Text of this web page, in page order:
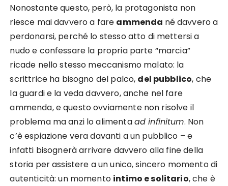
Nonostante questo, però, la protagonista non
riesce mai davvero a fare ammenda né davvero a
perdonarsi, perché lo stesso atto di mettersi a
nudo e confessare la propria parte “marcia”
ricade nello stesso meccanismo malato: la
scrittrice ha bisogno del palco, del pubblico, che
la guardi e la veda davvero, anche nel fare
ammenda, e questo ovviamente non risolve il
problema ma anzi lo alimentaad infinitum. Non
c’è espiazione vera davanti a un pubblico – e
infatti bisognerà arrivare davvero alla fine della
storia per assistere a un unico, sincero momento di
autenticità: un momento intimo e solitario, che è